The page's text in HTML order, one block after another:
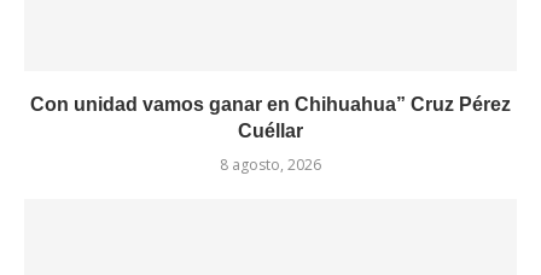
Con unidad vamos ganar en Chihuahua” Cruz Pérez
Cuéllar
8 agosto, 2026